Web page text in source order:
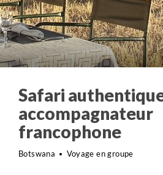
Safari
accompagnateur
francophone
Botswana Voyage en groupe